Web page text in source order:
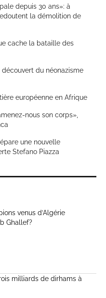
depuis 30 ans»: à
la démolition de
cache la bataille des
du néonazisme
européenne en Afrique
nous son corps»,
une nouvelle
Stefano Piazza
venus d’Algérie
Ghallef?
milliards de dirhams à